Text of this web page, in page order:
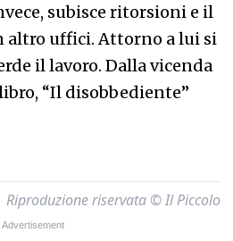
subisce ritorsioni e il
uffici. Attorno a lui si
il lavoro. Dalla vicenda
“Il disobbediente”
Riproduzione riservata © Il Piccolo